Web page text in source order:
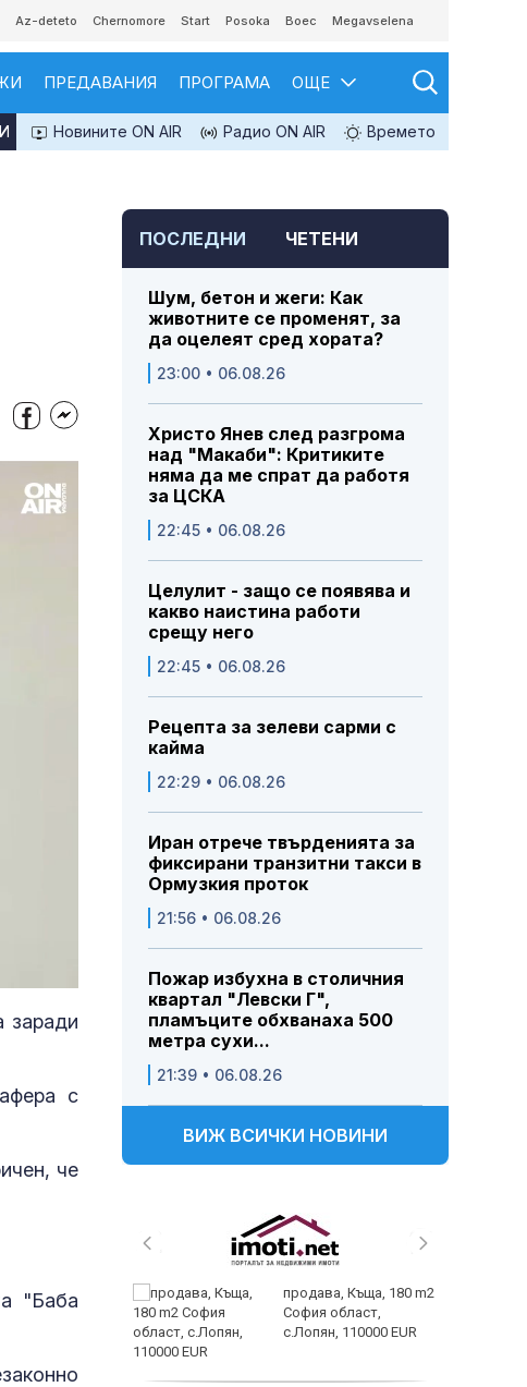
Az-deteto Chernomore Start Posoka Boec Megavselena
ПРЕДАВАНИЯ ПРОГРАМА ОЩЕ
Новините ON AIR Радио ON AIR Времето
заради
с
че
"Баба
ПОСЛЕДНИ ЧЕТЕНИ
Шум, бетон и жеги: Как
животните се променят, за
да оцелеят сред хората?
23:00 • 06.08.26
Христо Янев след разгрома
над "Макаби": Критиките
няма да ме спрат да работя
за ЦСКА
22:45 • 06.08.26
Целулит - защо се появява и
какво наистина работи
срещу него
22:45 • 06.08.26
Рецепта за зелеви сарми с
кайма
22:29 • 06.08.26
Иран отрече твърденията за
фиксирани транзитни такси в
Ормузкия проток
21:56 • 06.08.26
Пожар избухна в столичния
квартал "Левски Г",
пламъците обхванаха 500
метра сухи...
21:39 • 06.08.26
ВИЖ ВСИЧКИ НОВИНИ
да живеем
а и
продава, Къща, 180 m2
София област,
с.Лопян, 110000 EUR